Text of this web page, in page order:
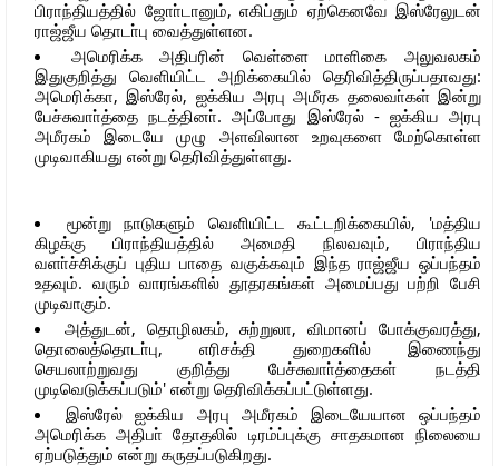
பிராந்தியத்தில் ஜோா்டானும், எகிப்தும் ஏற்கெனவே இஸ்ரேலுடன்
ராஜ்ஜீய தொடா்பு வைத்துள்ளன.
அமெரிக்க அதிபரின் வெள்ளை மாளிகை அலுவலகம்
இதுகுறித்து வெளியிட்ட அறிக்கையில் தெரிவித்திருப்பதாவது:
அமெரிக்கா, இஸ்ரேல், ஐக்கிய அரபு அமீரக தலைவா்கள் இன்று
பேச்சுவாா்த்தை நடத்தினா். அப்போது இஸ்ரேல் - ஐக்கிய அரபு
அமீரகம் இடையே முழு அளவிலான உறவுகளை மேற்கொள்ள
முடிவாகியது என்று தெரிவித்துள்ளது.
மூன்று நாடுகளும் வெளியிட்ட கூட்டறிக்கையில், 'மத்திய
கிழக்கு பிராந்தியத்தில் அமைதி நிலவவும், பிராந்திய
வளா்ச்சிக்குப் புதிய பாதை வகுக்கவும் இந்த ராஜ்ஜீய ஒப்பந்தம்
உதவும். வரும் வாரங்களில் தூதரகங்கள் அமைப்பது பற்றி பேசி
முடிவாகும்.
அத்துடன், தொழிலகம், சுற்றுலா, விமானப் போக்குவரத்து,
தொலைத்தொடா்பு, எரிசக்தி துறைகளில் இணைந்து
செயலாற்றுவது குறித்து பேச்சுவாா்த்தைகள் நடத்தி
முடிவெடுக்கப்படும்' என்று தெரிவிக்கப்பட்டுள்ளது.
இஸ்ரேல் ஐக்கிய அரபு அமீரகம் இடையேயான ஒப்பந்தம்
அமெரிக்க அதிபா் தோதலில் டிரம்ப்புக்கு சாதகமான நிலையை
ஏற்படுத்தும் என்று கருதப்படுகிறது.